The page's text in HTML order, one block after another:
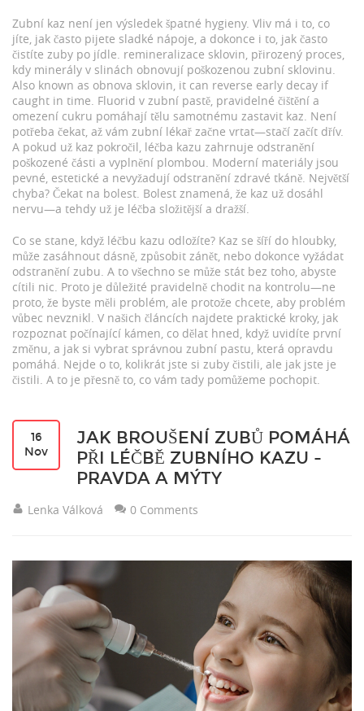
Zubní kaz není jen výsledek špatné hygieny. Vliv má i to, co
jíte, jak často pijete sladké nápoje, a dokonce i to, jak často
čistíte zuby po jídle. remineralizace sklovin, přirozený proces,
kdy minerály v slinách obnovují poškozenou zubní sklovinu.
Also known as obnova sklovin, it can reverse early decay if
caught in time. Fluorid v zubní pastě, pravidelné čištění a
omezení cukru pomáhají tělu samotnému zastavit kaz. Není
potřeba čekat, až vám zubní lékař začne vrtat—stačí začít dřív.
A pokud už kaz pokročil, léčba kazu zahrnuje odstranění
poškozené části a vyplnění plombou. Moderní materiály jsou
pevné, estetické a nevyžadují odstranění zdravé tkáně. Největší
chyba? Čekat na bolest. Bolest znamená, že kaz už dosáhl
nervu—a tehdy už je léčba složitější a dražší.
Co se stane, když léčbu kazu odložíte? Kaz se šíří do hloubky,
může zasáhnout dásně, způsobit zánět, nebo dokonce vyžádat
odstranění zubu. A to všechno se může stát bez toho, abyste
cítili nic. Proto je důležité pravidelně chodit na kontrolu—ne
proto, že byste měli problém, ale protože chcete, aby problém
vůbec nevznikl. V našich článcích najdete praktické kroky, jak
rozpoznat počínající kámen, co dělat hned, když uvidíte první
změnu, a jak si vybrat správnou zubní pastu, která opravdu
pomáhá. Nejde o to, kolikrát jste si zuby čistili, ale jak jste je
čistili. A to je přesně to, co vám tady pomůžeme pochopit.
16
Nov
JAK BROUŠENÍ ZUBŮ POMÁHÁ
PŘI LÉČBĚ ZUBNÍHO KAZU -
PRAVDA A MÝTY
Lenka Válková 0 Comments